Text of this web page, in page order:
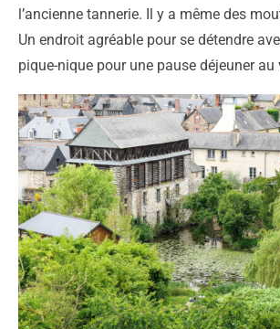
l’ancienne tannerie. Il y a même des
Un endroit agréable pour se détendre
pique-nique pour une pause déjeuner au